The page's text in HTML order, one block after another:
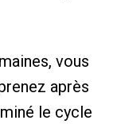
vous
après
le cycle